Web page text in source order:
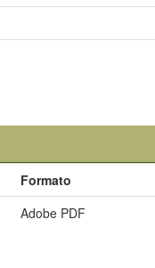
Formato
Adobe PDF